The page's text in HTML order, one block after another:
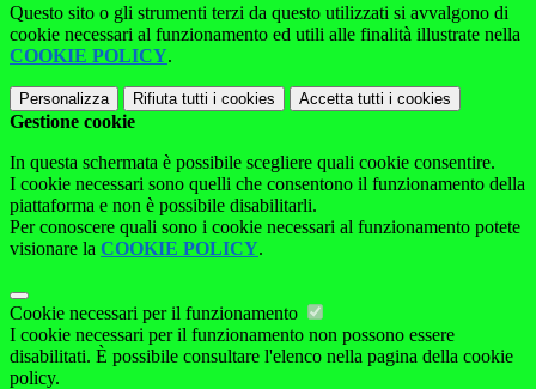
Questo sito o gli strumenti terzi da questo utilizzati si avvalgono di
cookie necessari al funzionamento ed utili alle finalità illustrate nella
COOKIE POLICY.
Personalizza Rifiuta tutti i cookies Accetta tutti i cookies
Gestione cookie
In questa schermata è possibile scegliere quali cookie consentire.
I cookie necessari sono quelli che consentono il funzionamento della
piattaforma e non è possibile disabilitarli.
Per conoscere quali sono i cookie necessari al funzionamento potete
visionare la COOKIE POLICY.
Cookie necessari per il funzionamento
I cookie necessari per il funzionamento non possono essere
disabilitati. È possibile consultare l'elenco nella pagina della cookie
policy.